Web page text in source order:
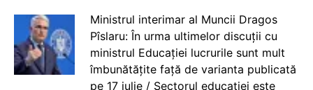
Ministrul interimar al Muncii Dragos
Pîslaru: În urma ultimelor discuții cu
ministrul Educației lucrurile sunt mult
îmbunătățite față de varianta publicată
pe 17 iulie / Sectorul educației este